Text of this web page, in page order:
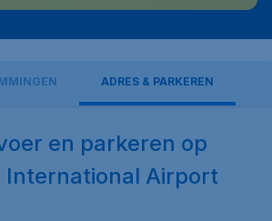
ADRES & PARKEREN
en parkeren op
International Airport